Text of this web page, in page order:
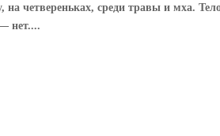
на четвереньках, среди травы и мха.
нет....